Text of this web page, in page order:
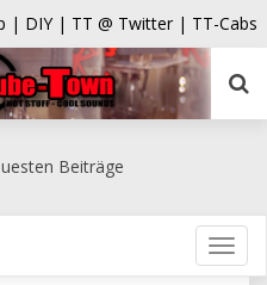
| DIY | TT @ Twitter | TT-Cabs
Beiträge